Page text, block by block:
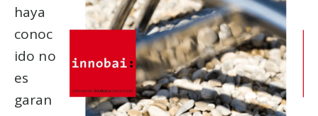
haya
conoc
ido no
es
garan